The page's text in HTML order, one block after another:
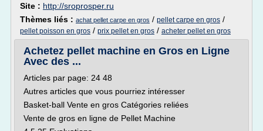
Site : http://sroprosper.ru
Thèmes liés : achat pellet carpe en gros / pellet carpe en gros /
pellet poisson en gros / prix pellet en gros / acheter pellet en gros
Achetez pellet machine en Gros en Ligne
Avec des ...
Articles par page: 24 48
Autres articles que vous pourriez intéresser
Basket-ball Vente en gros Catégories reliées
Vente de gros en ligne de Pellet Machine